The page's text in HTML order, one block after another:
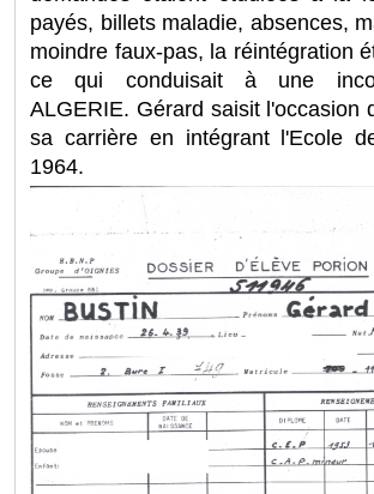
payés, billets maladie, absences,
moindre faux-pas, la réintégration
ce qui conduisait à une
ALGERIE. Gérard saisit l'occasion
sa carrière en intégrant l'Ecole
1964.